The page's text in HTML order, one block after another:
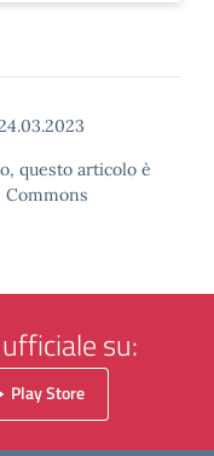
questo articolo è
Commons
su:
Play Store